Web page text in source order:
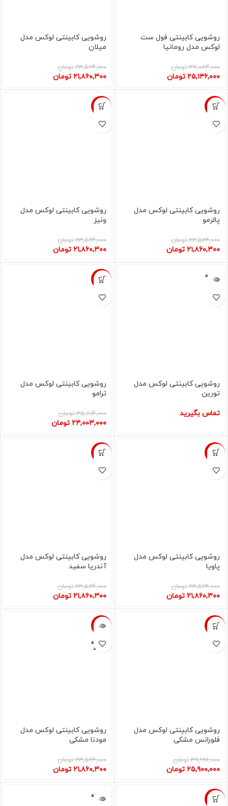
روشویی کابینتی فول ست
لوکس مدل رومانیا
۳۷,۰۸۴,۰۰۰ تومان
۲۵,۱۴۶,۰۰۰ تومان
روشویی کابینتی لوکس مدل
میلان
۲۳,۵۲۴,۰۰۰ تومان
۲۱,۸۶۰,۳۰۰ تومان
-7%
روشویی کابینتی لوکس مدل
پالرمو
۲۳,۵۲۴,۰۰۰ تومان
۲۱,۸۶۰,۳۰۰ تومان
-7%
روشویی کابینتی لوکس مدل
ونیز
۲۳,۵۲۴,۰۰۰ تومان
۲۱,۸۶۰,۳۰۰ تومان
فروخته
شده
روشویی کابینتی لوکس مدل
تورین
تماس بگیرید
-33%
روشویی کابینتی لوکس مدل
ترامو
۳۵,۸۱۴,۰۰۰ تومان
۲۴,۰۰۳,۰۰۰ تومان
-7%
روشویی کابینتی لوکس مدل
پاویا
۲۳,۵۲۴,۰۰۰ تومان
۲۱,۸۶۰,۳۰۰ تومان
-7%
روشویی کابینتی لوکس مدل
آندریا سفید
۲۳,۵۲۴,۰۰۰ تومان
۲۱,۸۶۰,۳۰۰ تومان
-35%
روشویی کابینتی لوکس مدل
فلورانس مشکی
۳۹,۹۹۶,۰۰۰ تومان
۲۵,۹۰۰,۰۰۰ تومان
-7%
فروخته
شده
روشویی کابینتی لوکس مدل
مودنا مشکی
۲۳,۵۲۴,۰۰۰ تومان
۲۱,۸۶۰,۳۰۰ تومان
-6%
فروخته
شده